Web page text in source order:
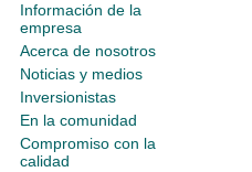
Información de la
empresa
Acerca de nosotros
Noticias y medios
Inversionistas
En la comunidad
Compromiso con la
calidad